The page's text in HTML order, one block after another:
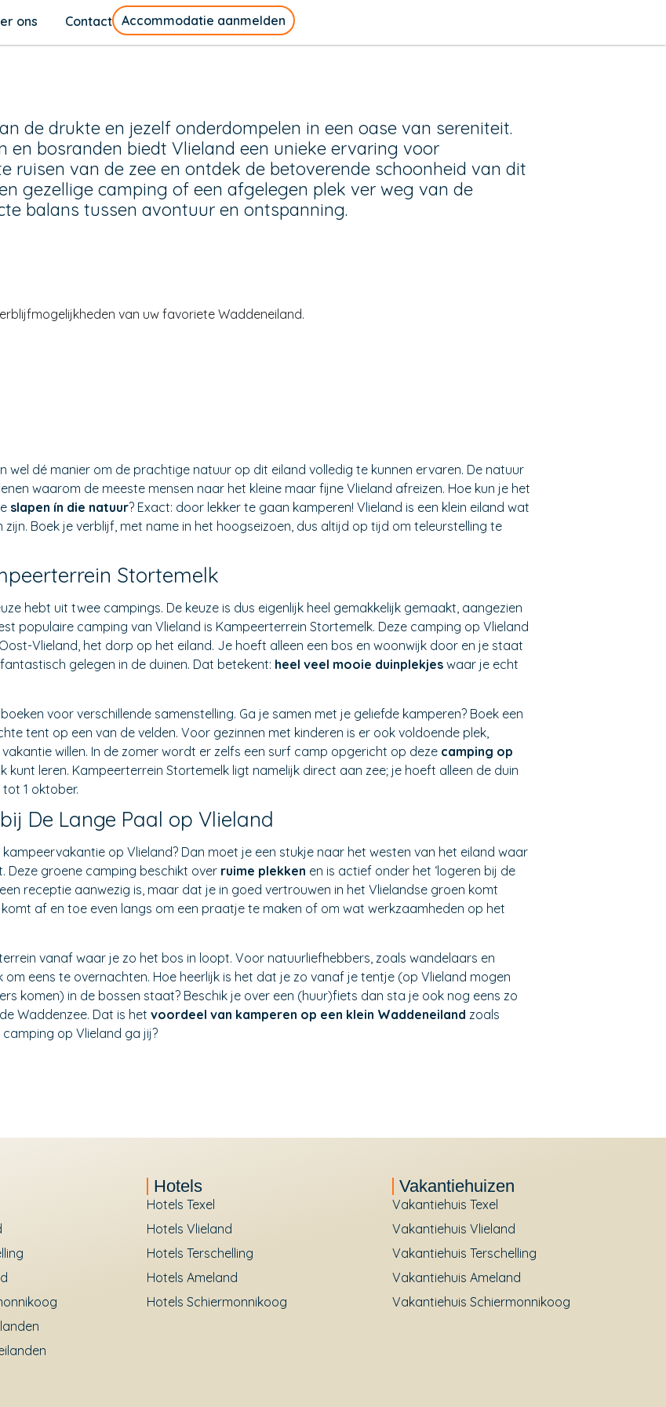
ons Contact Accommodatie aanmelden
de drukte en jezelf onderdompelen in een oase van sereniteit.
en bosranden biedt Vlieland een unieke ervaring voor
ruisen van de zee en ontdek de betoverende schoonheid van dit
gezellige camping of een afgelegen plek ver weg van de
balans tussen avontuur en ontspanning.
van uw favoriete Waddeneiland.
wel dé manier om de prachtige natuur op dit eiland volledig te kunnen ervaren. De natuur
waarom de meeste mensen naar het kleine maar fijne Vlieland afreizen. Hoe kun je het
slapen ín die natuur? Exact: door lekker te gaan kamperen! Vlieland is een klein eiland wat
Boek je verblijf, met name in het hoogseizoen, dus altijd op tijd om teleurstelling te
Stortemelk
hebt uit twee campings. De keuze is dus eigenlijk heel gemakkelijk gemaakt, aangezien
populaire camping van Vlieland is Kampeerterrein Stortemelk. Deze camping op Vlieland
Vlieland, het dorp op het eiland. Je hoeft alleen een bos en woonwijk door en je staat
gelegen in de duinen. Dat betekent: heel veel mooie duinplekjes waar je echt
voor verschillende samenstelling. Ga je samen met je geliefde kamperen? Boek een
tent op een van de velden. Voor gezinnen met kinderen is er ook voldoende plek,
willen. In de zomer wordt er zelfs een surf camp opgericht op deze camping op
kunt leren. Kampeerterrein Stortemelk ligt namelijk direct aan zee; je hoeft alleen de duin
1 oktober.
De Lange Paal op Vlieland
op Vlieland? Dan moet je een stukje naar het westen van het eiland waar
Deze groene camping beschikt over ruime plekken en is actief onder het ‘logeren bij de
receptie aanwezig is, maar dat je in goed vertrouwen in het Vlielandse groen komt
af en toe even langs om een praatje te maken of om wat werkzaamheden op het
vanaf waar je zo het bos in loopt. Voor natuurliefhebbers, zoals wandelaars en
eens te overnachten. Hoe heerlijk is het dat je zo vanaf je tentje (op Vlieland mogen
komen) in de bossen staat? Beschik je over een (huur)fiets dan sta je ook nog eens zo
Waddenzee. Dat is het voordeel van kamperen op een klein Waddeneiland zoals
op Vlieland ga jij?
Hotels
Hotels Texel
Hotels Vlieland
Hotels Terschelling
Hotels Ameland
Hotels Schiermonnikoog
Vakantiehuizen
Vakantiehuis Texel
Vakantiehuis Vlieland
Vakantiehuis Terschelling
Vakantiehuis Ameland
Vakantiehuis Schiermonnikoog